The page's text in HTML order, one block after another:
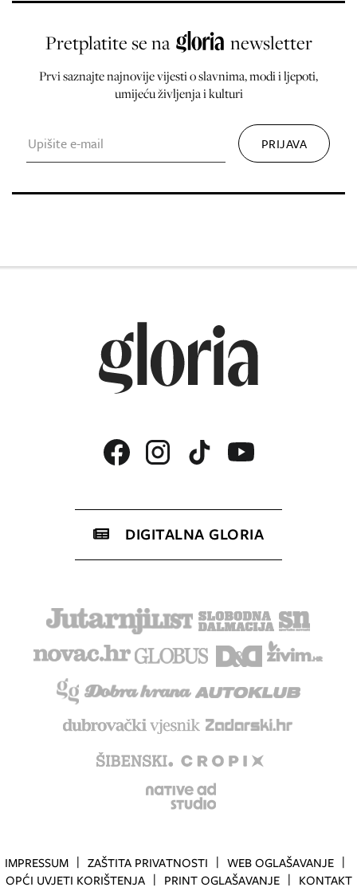
Pretplatite se na newsletter
Prvi saznajte najnovije vijesti o slavnima, modi i ljepoti,
umijeću življenja i kulturi
DIGITALNA GLORIA
IMPRESSUM ZAŠTITA PRIVATNOSTI
WEB OGLAŠAVANJE
OPĆI UVJETI KORIŠTENJA
PRINT OGLAŠAVANJE KONTAKT